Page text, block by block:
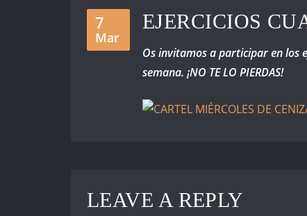
7
Mar
EJERCICIOS
Os invitamos a participar en los
semana. ¡NO TE LO PIERDAS!
LEAVE A REPLY